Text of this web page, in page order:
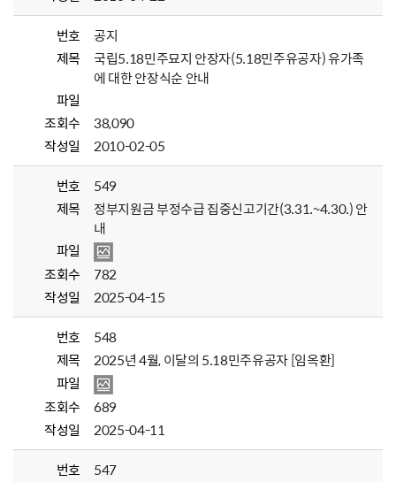
번호
공지
제목
국립5.18민주묘지 안장자(5.18민주유공자) 유가족
에 대한 안장식순 안내
파일
조회수
38,090
작성일
2010-02-05
번호
549
제목
정부지원금 부정수급 집중신고기간(3.31.~4.30.) 안
내
파일
조회수
782
작성일
2025-04-15
번호
548
제목
2025년 4월, 이달의 5.18민주유공자 [임옥환]
파일
조회수
689
작성일
2025-04-11
번호
547